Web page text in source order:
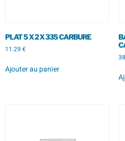
PLAT 5 X 2 X 335 CARBURE
11.29 €
Ajouter au panier